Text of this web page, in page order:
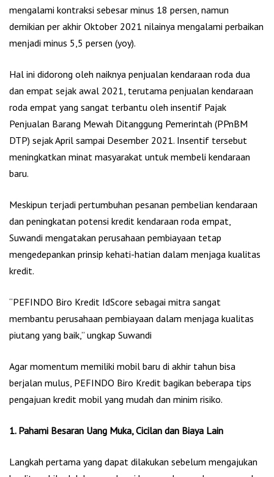
mengalami kontraksi sebesar minus 18 persen, namun
demikian per akhir Oktober 2021 nilainya mengalami perbaikan
menjadi minus 5,5 persen (yoy).
Hal ini didorong oleh naiknya penjualan kendaraan roda dua
dan empat sejak awal 2021, terutama penjualan kendaraan
roda empat yang sangat terbantu oleh insentif Pajak
Penjualan Barang Mewah Ditanggung Pemerintah (PPnBM
DTP) sejak April sampai Desember 2021. Insentif tersebut
meningkatkan minat masyarakat untuk membeli kendaraan
baru.
Meskipun terjadi pertumbuhan pesanan pembelian kendaraan
dan peningkatan potensi kredit kendaraan roda empat,
Suwandi mengatakan perusahaan pembiayaan tetap
mengedepankan prinsip kehati-hatian dalam menjaga kualitas
kredit.
“PEFINDO Biro Kredit IdScore sebagai mitra sangat
membantu perusahaan pembiayaan dalam menjaga kualitas
piutang yang baik,” ungkap Suwandi
Agar momentum memiliki mobil baru di akhir tahun bisa
berjalan mulus, PEFINDO Biro Kredit bagikan beberapa tips
pengajuan kredit mobil yang mudah dan minim risiko.
1. Pahami Besaran Uang Muka, Cicilan dan Biaya Lain
Langkah pertama yang dapat dilakukan sebelum mengajukan